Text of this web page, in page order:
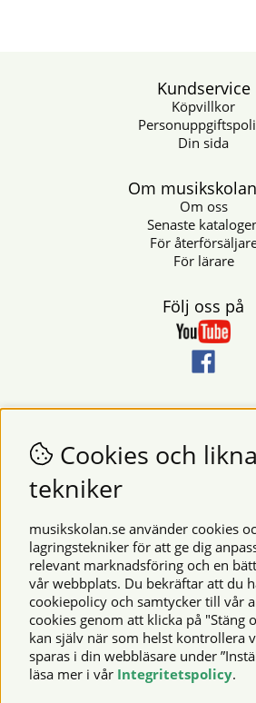
Kundservice
Köpvillkor
Din sida
Om
Om oss
Senaste
För
För lärare
Följ oss på
Nyhetsbrev
Vill du få nyheter och erbjudanden
postadress i fältet
Säkra
© 2026 Musikskolan. Vi använder
Cookies och
tekniker
musikskolan.se använder cookies
lagringstekniker för att ge dig
relevant marknadsföring och en
vår webbplats. Du bekräftar att du
cookiepolicy och samtycker till vår
cookies genom att klicka på "Stäng
kan själv när som helst kontrollera
sparas i din webbläsare under
läsa mer i vår Integritetspolicy.